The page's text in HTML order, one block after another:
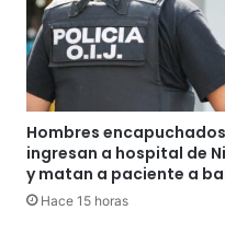
Hombres encapuchados
ingresan a hospital de
y matan a paciente a
Hace 15 horas